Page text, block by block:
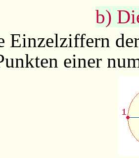
b)
Einzelziffern
einer